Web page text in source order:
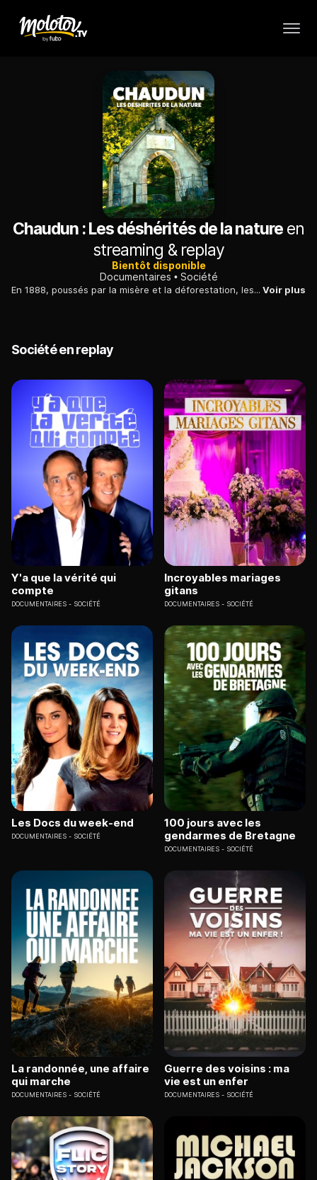
Chaudun : Les déshérités de la natureen
streaming & replay
Bientôt disponible
Documentaires
Société
En 1888, poussés par la misère et la déforestation, les habitants de Chaudun, village de 112 âmes perché dans les Hautes-Alpes, abandonnaient définitivement les lieux. Voir plus
Société en replay
Y'a que la vérité qui
compte
DOCUMENTAIRES SOCIÉTÉ
Incroyables mariages
gitans
DOCUMENTAIRES SOCIÉTÉ
Les Docs du week-end
DOCUMENTAIRES SOCIÉTÉ
100 jours avec les
gendarmes de Bretagne
DOCUMENTAIRES SOCIÉTÉ
La randonnée, une affaire
qui marche
DOCUMENTAIRES SOCIÉTÉ
Guerre des voisins : ma
vie est un enfer
DOCUMENTAIRES SOCIÉTÉ